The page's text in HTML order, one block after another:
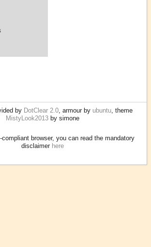
by DotClear 2.0, armour by ubuntu, theme
MistyLook2013by simone
browser, you can read the mandatory
disclaimer here